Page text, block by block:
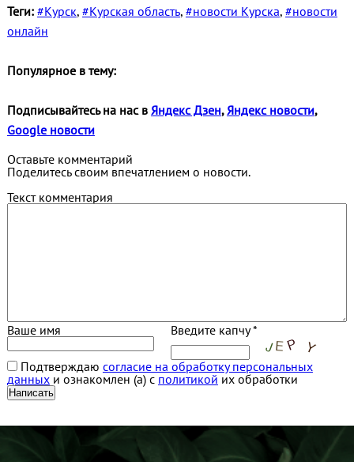
Теги: #Курск, #Курская область, #новости Курска, #новости
онлайн
Популярное в тему:
Подписывайтесь на нас в Яндекс Дзен, Яндекс новости,
Google новости
Оставьте комментарий
Поделитесь своим впечатлением о новости.
Текст комментария
Ваше имя Введите капчу *
Подтверждаю согласие на обработку персональных
данныхи ознакомлен (а) с политикой их обработки